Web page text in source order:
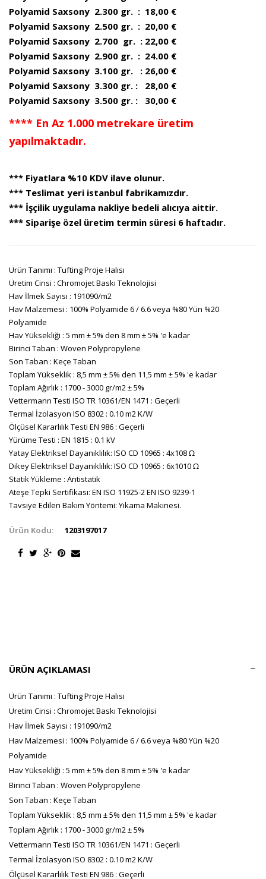
Polyamid Saxsony 2.300 gr. : 18,00 €
Polyamid Saxsony 2.500 gr. : 20,00 €
Polyamid Saxsony 2.700 gr. : 22,00 €
Polyamid Saxsony 2.900 gr. : 24.00 €
Polyamid Saxsony 3.100 gr. : 26,00 €
Polyamid Saxsony 3.300 gr. : 28,00 €
Polyamid Saxsony 3.500 gr. : 30,00 €
**** En Az 1.000 metrekare üretim
yapılmaktadır.
*** Fiyatlara %10 KDV ilave olunur.
*** Teslimat yeri istanbul fabrikamızdır.
*** İşçilik uygulama nakliye bedeli alıcıya aittir.
*** Siparişe özel üretim termin süresi 6 haftadır.
Ürün Tanımı : Tufting Proje Halısı
Üretim Cinsi : Chromojet Baskı Teknolojisi
Hav İlmek Sayısı : 191090/m2
Hav Malzemesi : 100% Polyamide 6 / 6.6 veya %80 Yün %20
Polyamide
Hav Yüksekliği : 5 mm ± 5% den 8 mm ± 5% 'e kadar
Birinci Taban : Woven Polypropylene
Son Taban : Keçe Taban
Toplam Yükseklik : 8,5 mm ± 5% den 11,5 mm ± 5% 'e kadar
Toplam Ağırlık : 1700 - 3000 gr/m2 ± 5%
Vettermann Testi ISO TR 10361/EN 1471 : Geçerli
Termal İzolasyon ISO 8302 : 0.10 m2 K/W
Ölçüsel Kararlılık Testi EN 986 : Geçerli
Yürüme Testi : EN 1815 : 0.1 kV
Yatay Elektriksel Dayanıklılık: ISO CD 10965 : 4x108 Ω
Dikey Elektriksel Dayanıklılık: ISO CD 10965 : 6x1010 Ω
Statik Yükleme : Antistatik
Ateşe Tepki Sertifikası: EN ISO 11925-2 EN ISO 9239-1
Tavsiye Edilen Bakım Yöntemi: Yıkama Makinesi.
Ürün Kodu: 1203197017
ÜRÜN AÇIKLAMASI
Ürün Tanımı : Tufting Proje Halısı
Üretim Cinsi : Chromojet Baskı Teknolojisi
Hav İlmek Sayısı : 191090/m2
Hav Malzemesi : 100% Polyamide 6 / 6.6 veya %80 Yün %20
Polyamide
Hav Yüksekliği : 5 mm ± 5% den 8 mm ± 5% 'e kadar
Birinci Taban : Woven Polypropylene
Son Taban : Keçe Taban
Toplam Yükseklik : 8,5 mm ± 5% den 11,5 mm ± 5% 'e kadar
Toplam Ağırlık : 1700 - 3000 gr/m2 ± 5%
Vettermann Testi ISO TR 10361/EN 1471 : Geçerli
Termal İzolasyon ISO 8302 : 0.10 m2 K/W
Ölçüsel Kararlılık Testi EN 986 : Geçerli